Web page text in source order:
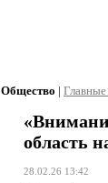
Общество |
область
28.02.26 13:42